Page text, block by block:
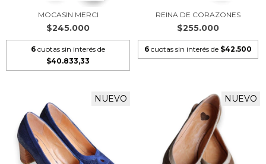
MOCASIN MERCI
$245.000
6 cuotas sin interés de
$40.833,33
REINA DE CORAZONES
$255.000
6 cuotas sin interés de $42.500
NUEVO NUEVO